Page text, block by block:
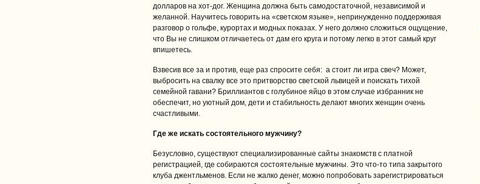
долларов на хот-дог. Женщина должна быть самодостаточной, независимой и
желанной. Научитесь говорить на «светском языке», непринужденно поддерживая
разговор о гольфе, курортах и модных показах. У него должно сложиться ощущение,
что Вы не слишком отличаетесь от дам его круга и потому легко в этот самый круг
впишетесь.
Взвесив все за и против, еще раз спросите себя: а стоит ли игра свеч? Может,
выбросить на свалку все это притворство светской львицей и поискать тихой
семейной гавани? Бриллиантов с голубиное яйцо в этом случае избранник не
обеспечит, но уютный дом, дети и стабильность делают многих женщин очень
счастливыми.
Где же искать состоятельного мужчину?
Безусловно, существуют специализированные сайты знакомств с платной
регистрацией, где собираются состоятельные мужчины. Это что-то типа закрытого
клуба джентльменов. Если не жалко денег, можно попробовать зарегистрироваться